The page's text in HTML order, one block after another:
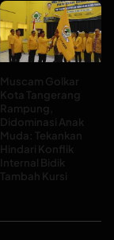
Muscam Golkar
Kota Tangerang
Rampung,
Didominasi Anak
Muda: Tekankan
Hindari Konflik
Internal Bidik
Tambah Kursi